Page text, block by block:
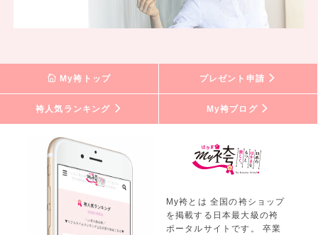
My袴トップ プレゼント申請
袴人気ランキング My袴ブログ
My袴とは 全国の袴ショップ
を掲載する日本最大級の袴
ポータルサイトです。 卒業